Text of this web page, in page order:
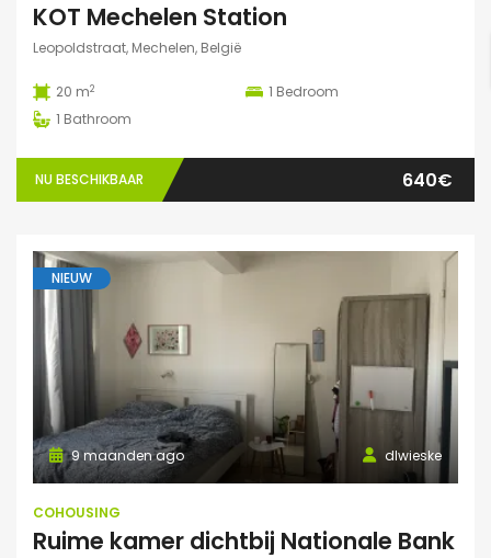
KOT Mechelen Station
Leopoldstraat, Mechelen, België
20 m2 1 Bedroom
1 Bathroom
NU BESCHIKBAAR 640€
NIEUW
dlwieske
9 maanden ago
COHOUSING
Ruime kamer dichtbij Nationale Bank